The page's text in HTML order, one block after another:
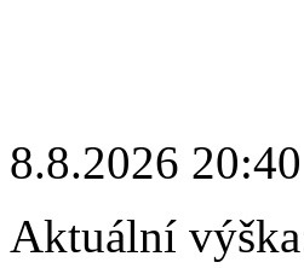
8.8.2026 20:40
Aktuální